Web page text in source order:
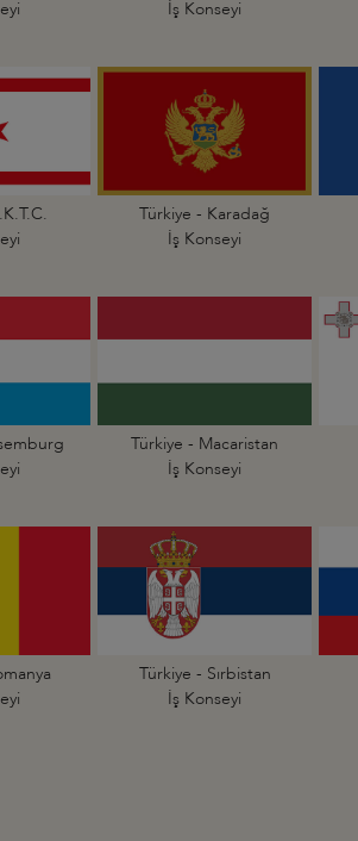
İş Konseyi
Türkiye - Karadağ
İş Konseyi
Türkiye - Macaristan
İş Konseyi
Türkiye - Sırbistan
İş Konseyi